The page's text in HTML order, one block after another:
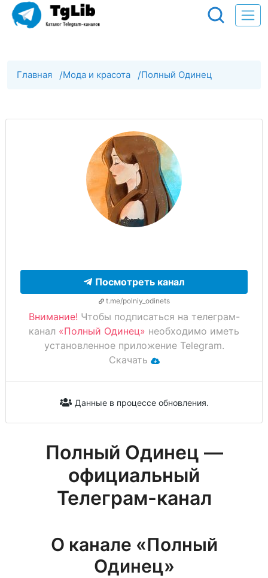
Главная /Мода и красота /Полный Одинец
Посмотреть канал
t.me/polniy_odinets
Внимание! Чтобы подписаться на телеграм-
канал «Полный Одинец» необходимо иметь
установленное приложение Telegram.
Скачать
Данные в процессе обновления.
Полный Одинец —
официальный
Телеграм-канал
О канале «Полный
Одинец»